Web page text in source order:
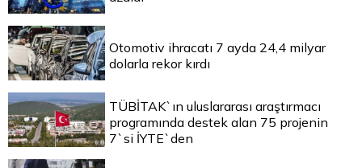
Otomotiv ihracatı 7 ayda 24,4 milyar
dolarla rekor kırdı
TÜBİTAK`ın uluslararası araştırmacı
programında destek alan 75 projenin
7`si İYTE`den